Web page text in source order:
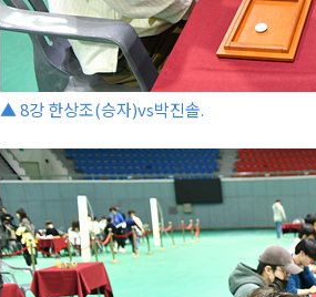
▲ 8강 한상조(승자)vs박진솔.